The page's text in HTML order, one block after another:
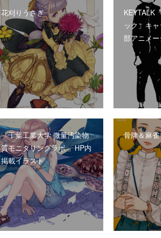
花刈りうさぎ
KEYTALK
ック」キ
部アニメ
「千葉工業大学 微量汚染物
質モニタリングラボ 」HP内
掲載イラスト
骨牌＆麻